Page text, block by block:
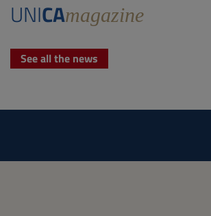
UNICAmagazine
See all the news